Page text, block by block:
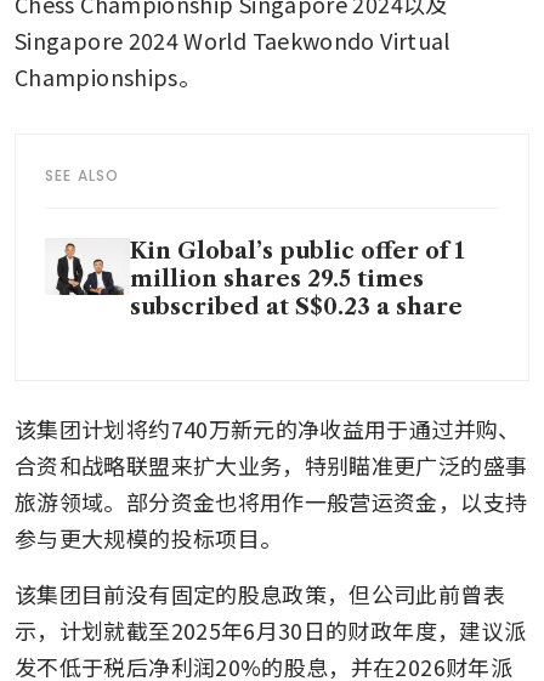
Singapore 2024 World Taekwondo Virtual
Championships。
SEE ALSO
Kin Global’s public offer of 1
million shares 29.5 times
subscribed at S$0.23 a share
该集团计划将约740万新元的净收益用于通过并购、
合资和战略联盟来扩大业务，特别瞄准更广泛的盛事
旅游领域。部分资金也将用作一般营运资金，以支持
参与更大规模的投标项目。
该集团目前没有固定的股息政策，但公司此前曾表
示，计划就截至2025年6月30日的财政年度，建议派
发不低于税后净利润20%的股息，并在2026财年派